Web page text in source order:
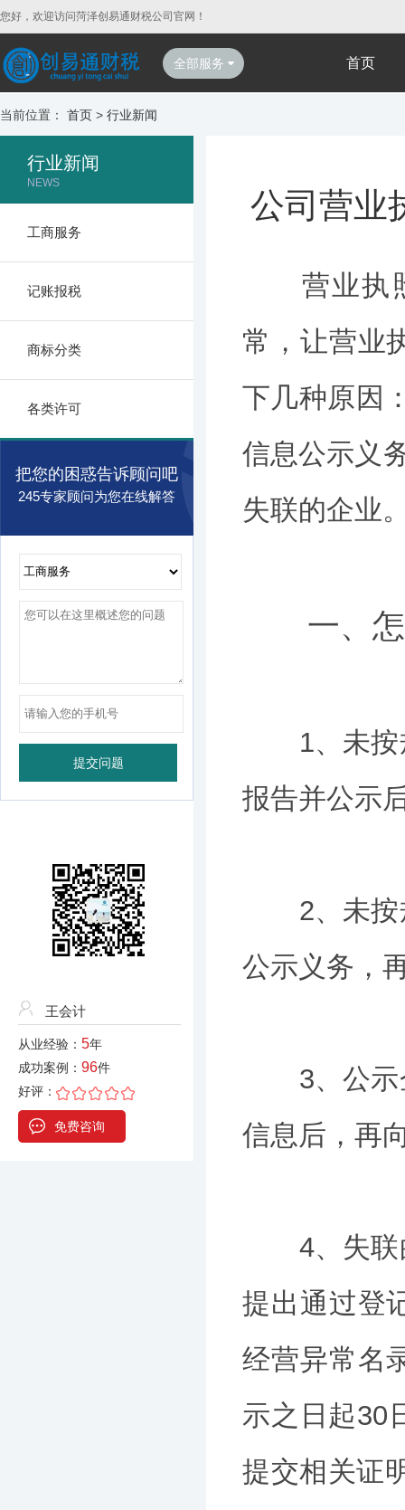
您好，欢迎访问菏泽创易通财税公司官网！
全部服务 首页
当前位置： 首页 > 行业新闻
行业新闻
NEWS
工商服务
记账报税
商标分类
各类许可
把您的困惑告诉顾问吧
245专家顾问为您在线解答
王会计
从业经验： 5年
成功案例： 96件
好评：
免费咨询
公司营业
营业执照
常，让营业
下几种原因
信息公示义
失联的企业
一、怎
1、未按规
报告并公示
2、未按规
公示义务，
3、公示企
信息后，再
4、失联的
提出通过登
经营异常名
示之日起30
提交相关证